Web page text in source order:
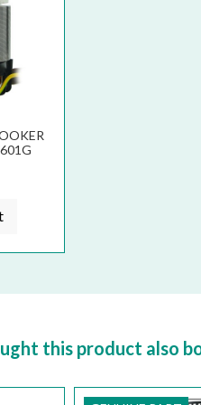
this product also